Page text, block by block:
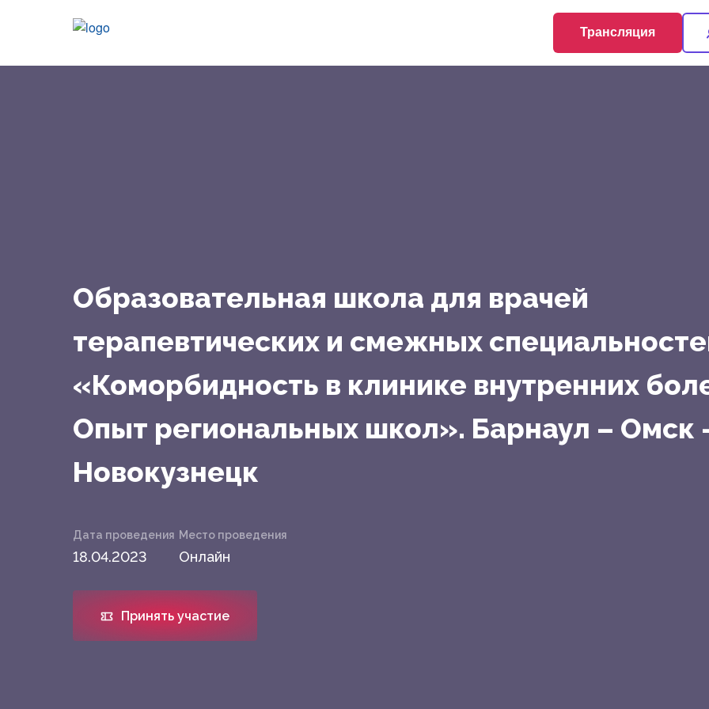
Трансляция
Образовательная школа для врачей
терапевтических и смежных
«Коморбидность в клинике внутренних
Опыт региональных школ». Барнаул – Омск
Новокузнецк
Дата проведения
18.04.2023
Место проведения
Онлайн
Принять участие